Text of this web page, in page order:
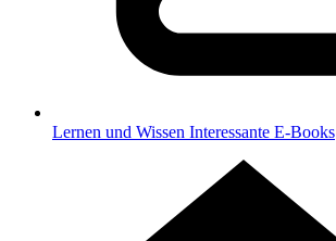
Lernen und Wissen Interessante E-Books